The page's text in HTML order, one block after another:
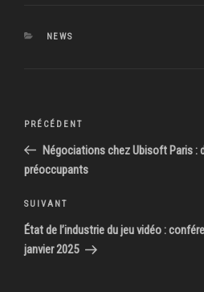
CATÉGORIES
NEWS
Navigation
l’article
Article
précédent
PRÉCÉDENT
Négociations chez Ubisoft Paris :
préoccupants
Article
suivant
SUIVANT
État de l’industrie du jeu vidéo :
janvier 2025